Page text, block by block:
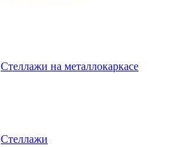
Стеллажи на металлокаркасе
Стеллажи